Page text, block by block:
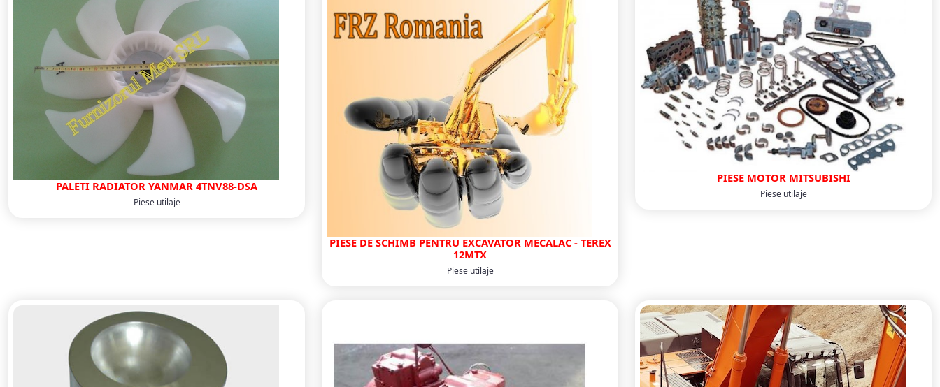
PALETI RADIATOR YANMAR 4TNV88-DSA
Piese utilaje
PIESE DE SCHIMB PENTRU EXCAVATOR MECALAC - TEREX
12MTX
Piese utilaje
PIESE MOTOR MITSUBISHI
Piese utilaje